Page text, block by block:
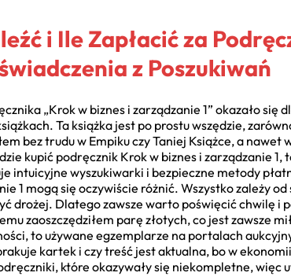
i Ile Zapłacić za
z Poszukiwań
„Krok w biznes i zarządzanie 1” okazało
Ta książka jest po prostu wszędzie,
bez trudu w Empiku czy Taniej Książce, a
kupić podręcznik Krok w biznes i zarządzanie
intuicyjne wyszukiwarki i bezpieczne metody
1 mogą się oczywiście różnić. Wszystko zależy
drożej. Dlatego zawsze warto poświęcić chwilę i
zaoszczędziłem parę złotych, co jest zawsze
to używane egzemplarze na portalach
kartek i czy treść jest aktualna, bo w
które okazywały się niekompletne, więc